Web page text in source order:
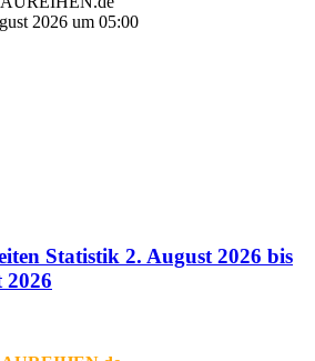
2026 um 05:00
Statistik 2. August 2026 bis
2026